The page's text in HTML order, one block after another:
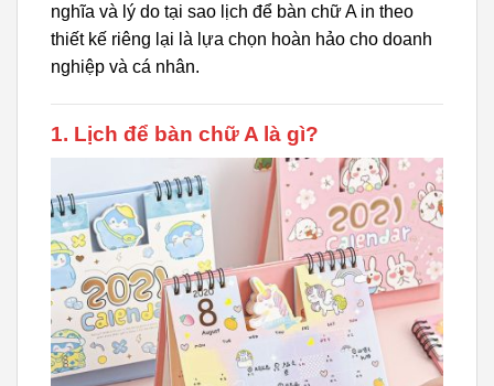
nghĩa và lý do tại sao lịch để bàn chữ A in theo
thiết kế riêng lại là lựa chọn hoàn hảo cho doanh
nghiệp và cá nhân.
1. Lịch để bàn chữ A là gì?